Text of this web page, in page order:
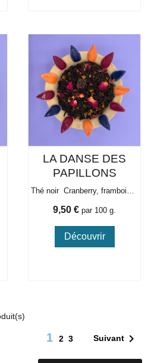
LA DANSE DES
PAPILLONS
Prix
9,50 € par 100 g.
Découvrir
1 2 3 Suivant 